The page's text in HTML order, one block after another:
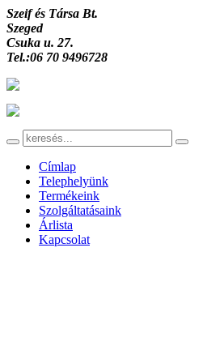
Szeif és Társa Bt.
Szeged
Csuka u. 27.
Tel.:06 70 9496728
Címlap
Telephelyünk
Termékeink
Szolgáltatásaink
Árlista
Kapcsolat